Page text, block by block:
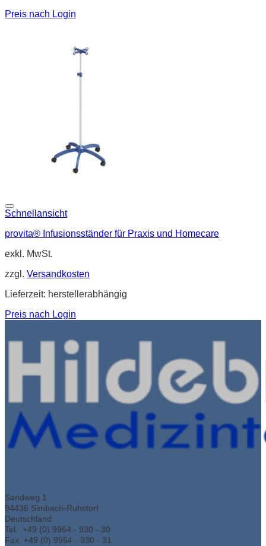
Preis nach Login
Schnellansicht
provita® Infusionsständer für Praxis und Homecare
exkl. MwSt.
zzgl. Versandkosten
Lieferzeit: herstellerabhängig
Preis nach Login
Sandweg 1
94436 Simbach-Ruhstorf
Deutschland
Tel. +49 (0) 9954 - 930 - 30
Fax. +49 (0) 9954 - 930 - 31